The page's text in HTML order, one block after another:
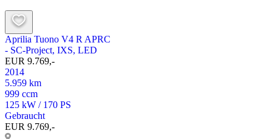
Aprilia Tuono V4 R APRC
- SC-Project, IXS, LED
EUR 9.769,-
2014
5.959 km
999 ccm
125 kW / 170 PS
Gebraucht
EUR 9.769,-